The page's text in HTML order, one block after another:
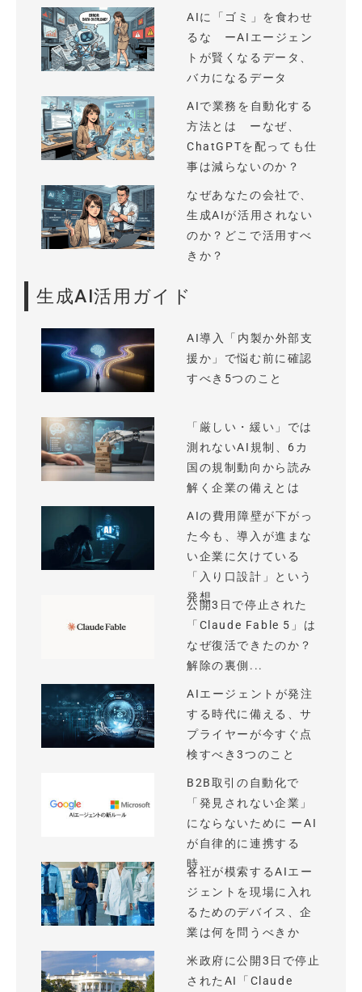
AIに「ゴミ」を食わせ
るな ーAIエージェン
トが賢くなるデータ、
バカになるデータ
AIで業務を自動化する
方法とは ーなぜ、
ChatGPTを配っても仕
事は減らないのか？
なぜあなたの会社で、
生成AIが活用されない
のか？どこで活用すべ
きか？
生成AI活用ガイド
AI導入「内製か外部支
援か」で悩む前に確認
すべき5つのこと
「厳しい・緩い」では
測れないAI規制、6カ
国の規制動向から読み
解く企業の備えとは
AIの費用障壁が下がっ
た今も、導入が進まな
い企業に欠けている
「入り口設計」という
発想
公開3日で停止された
「Claude Fable 5」は
なぜ復活できたのか？
解除の裏側...
AIエージェントが発注
する時代に備える、サ
プライヤーが今すぐ点
検すべき3つのこと
B2B取引の自動化で
「発見されない企業」
にならないために ーAI
が自律的に連携する
時...
各社が模索するAIエー
ジェントを現場に入れ
るためのデバイス、企
業は何を問うべきか
米政府に公開3日で停止
されたAI「Claude